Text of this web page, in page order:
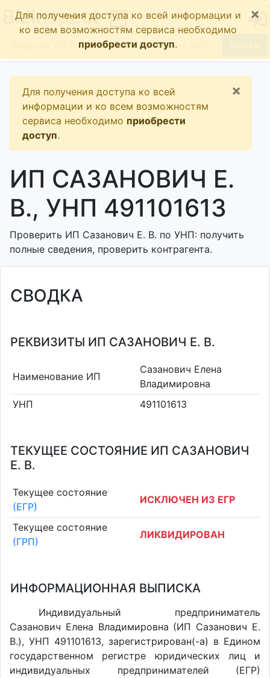
BizInspect
Для получения доступа ко всей информации и
ко всем возможностям сервиса необходимо
приобрести доступ.
×
Для получения доступа ко всей
информации и ко всем возможностям
сервиса необходимо приобрести
доступ.
×
ИП САЗАНОВИЧ Е.
В., УНП 491101613
Проверить ИП Сазанович Е. В. по УНП: получить
полные сведения, проверить контрагента.
СВОДКА
РЕКВИЗИТЫ ИП САЗАНОВИЧ Е. В.
Наименование ИП
Сазанович Елена
Владимировна
УНП
491101613
ТЕКУЩЕЕ СОСТОЯНИЕ ИП САЗАНОВИЧ
Е. В.
Текущее состояние
(ЕГР)
ИСКЛЮЧЕН ИЗ ЕГР
Текущее состояние
(ГРП)
ЛИКВИДИРОВАН
ИНФОРМАЦИОННАЯ ВЫПИСКА
Индивидуальный предприниматель
Сазанович Елена Владимировна (ИП Сазанович Е.
В.), УНП 491101613, зарегистрирован(-а) в Едином
государственном регистре юридических лиц и
индивидуальных предпринимателей (ЕГР)